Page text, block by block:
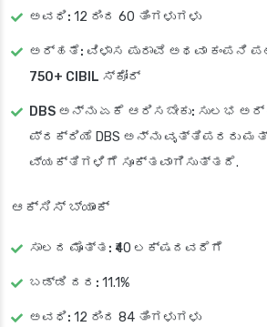
ಅವಧಿ: 12 ರಿಂದ 60 ತಿಂಗಳುಗಳು
ಅರ್ಹತೆ: ವಿಳಾಸ ಪುರಾವೆ ಅಥವಾ
750+ CIBIL ಸ್ಕೋರ್
DBS ಅನ್ನು ಏಕೆ ಆರಿಸಬೇಕು: ಸುಲಭ
ಪ್ರಕ್ರಿಯೆ DBS ಅನ್ನು ವೃತ್ತಿಪರರು
ವ್ಯಕ್ತಿಗಳಿಗೆ ಸೂಕ್ತವಾಗಿಸುತ್ತದೆ.
ಆಕ್ಸಿಸ್ ಬ್ಯಾಂಕ್
ಸಾಲದ ಮೊತ್ತ: ₹40 ಲಕ್ಷದವರೆಗೆ
ಬಡ್ಡಿ ದರ: 11.1%
ಅವಧಿ: 12 ರಿಂದ 84 ತಿಂಗಳುಗಳು